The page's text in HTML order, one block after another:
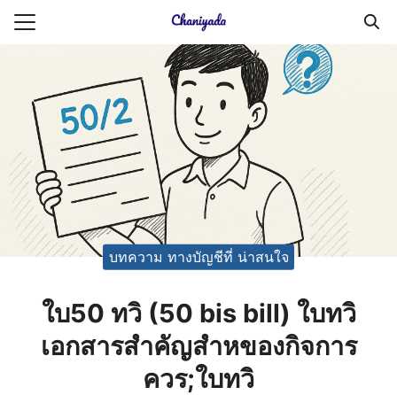
Skip
ยความเป็นส่วนตัว
ญชี (Accounting service)
ญชี (Accounting
บทความ ทางบัญชีที่ น่าสนใจ
ใบ50 ทวิ (50 bis bill) ใบทวิ
เอกสารสำคัญสำหของกิจการ
ควร;ใบทวิ